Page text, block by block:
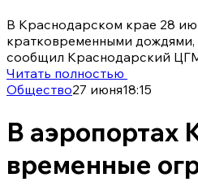
В Краснодарском крае 28
кратковременными
сообщил Краснодарский
Читать полностью
Общество27 июня18:15
В аэропортах
временные